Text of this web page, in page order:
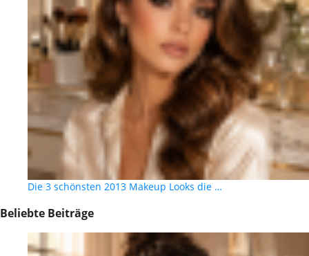
Die 3 schönsten 2013 Makeup Looks die …
Beliebte Beiträge